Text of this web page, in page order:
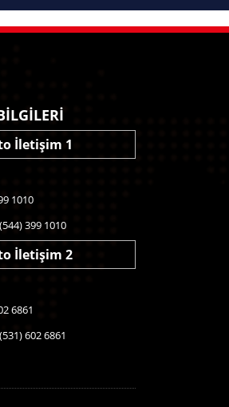
İletişim 1
1010
399 1010
İletişim 2
6861
602 6861